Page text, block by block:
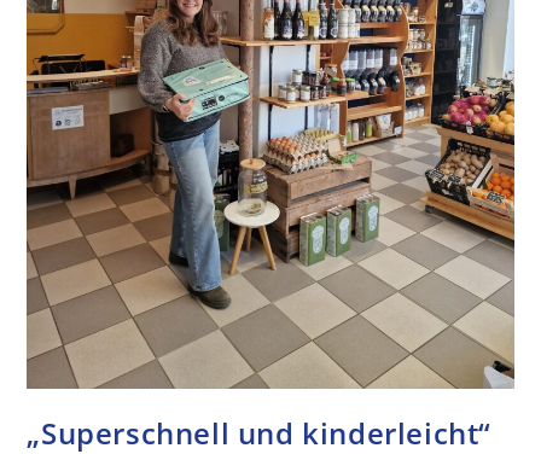
„Superschnell und kinderleicht“